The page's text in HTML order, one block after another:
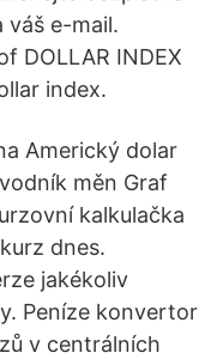
váš e-mail.
DOLLAR INDEX
index.
Americký dolar
měn Graf
kalkulačka
dnes.
jakékoliv
Peníze konvertor
v centrálních